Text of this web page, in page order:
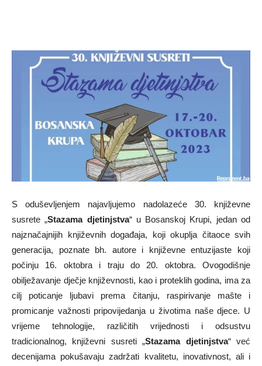
S oduševljenjem najavljujemo nadolazeće 30. književne
susrete „Stazama djetinjstva“ u Bosanskoj Krupi, jedan od
najznačajnijih književnih događaja, koji okuplja čitaoce svih
generacija, poznate bh. autore i književne entuzijaste koji
počinju 16. oktobra i traju do 20. oktobra. Ovogodišnje
obilježavanje dječje književnosti, kao i proteklih godina, ima za
cilj poticanje ljubavi prema čitanju, raspirivanje mašte i
promicanje važnosti pripovijedanja u životima naše djece. U
vrijeme tehnologije, različitih vrijednosti i odsustvu
tradicionalnog, književni susreti „Stazama djetinjstva“ već
decenijama pokušavaju zadržati kvalitetu, inovativnost, ali i